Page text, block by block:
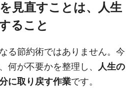
見直すことは、人生
ること
る節約術ではありません。今
何が不要かを整理し、 人生の
に取り戻す作業です。